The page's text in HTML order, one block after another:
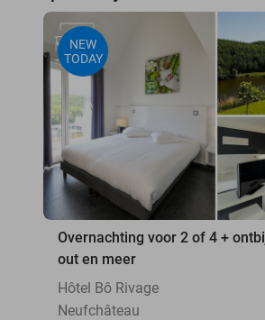
NEW
TODAY
Overnachting voor 2 of 4 +
out en meer
Hôtel Bô Rivage
Neufchâteau